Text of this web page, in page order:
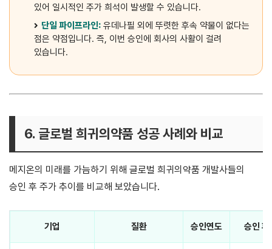
있어 일시적인 주가 희석이 발생할 수 있습니다.
단일 파이프라인: 유데나필 외에 뚜렷한 후속 약물이 없다는
점은 약점입니다. 즉, 이번 승인에 회사의 사활이 걸려
있습니다.
6. 글로벌 희귀의약품 성공 사례와 비교
메지온의 미래를 가늠하기 위해 글로벌 희귀의약품 개발사들의
승인 후 주가 추이를 비교해 보았습니다.
기업 질환 승인연도 승인 후